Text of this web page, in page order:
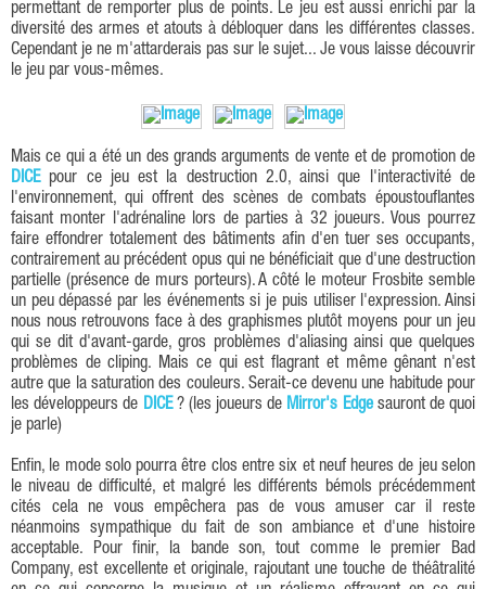
permettant de remporter plus de points. Le jeu est aussi enrichi par la
diversité des armes et atouts à débloquer dans les différentes classes.
Cependant je ne m'attarderais pas sur le sujet... Je vous laisse découvrir
le jeu par vous-mêmes.
Mais ce qui a été un des grands arguments de vente et de promotion de
DICEpour ce jeu est la destruction 2.0, ainsi que l'interactivité de
l'environnement, qui offrent des scènes de combats époustouflantes
faisant monter l'adrénaline lors de parties à 32 joueurs. Vous pourrez
faire effondrer totalement des bâtiments afin d'en tuer ses occupants,
contrairement au précédent opus qui ne bénéficiait que d'une destruction
partielle (présence de murs porteurs). A côté le moteur Frosbite semble
un peu dépassé par les événements si je puis utiliser l'expression. Ainsi
nous nous retrouvons face à des graphismes plutôt moyens pour un jeu
qui se dit d'avant-garde, gros problèmes d'aliasing ainsi que quelques
problèmes de cliping. Mais ce qui est flagrant et même gênant n'est
autre que la saturation des couleurs. Serait-ce devenu une habitude pour
les développeurs de DICE? (les joueurs de Mirror's Edgesauront de quoi
je parle)
Enfin, le mode solo pourra être clos entre six et neuf heures de jeu selon
le niveau de difficulté, et malgré les différents bémols précédemment
cités cela ne vous empêchera pas de vous amuser car il reste
néanmoins sympathique du fait de son ambiance et d'une histoire
acceptable. Pour finir, la bande son, tout comme le premier Bad
Company, est excellente et originale, rajoutant une touche de théâtralité